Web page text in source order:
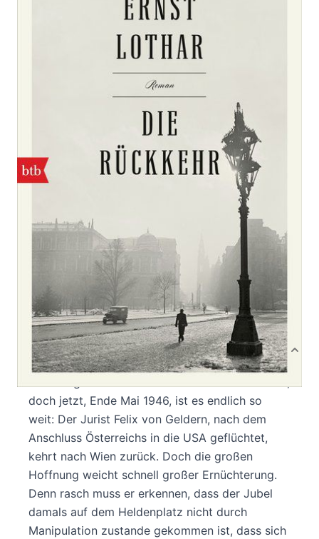
Verlag: btb Verlag (TB) 10.06.2019
432 Seiten
71794-1
Bibliografische Daten
Autor:innenbeschreibung
Produktbeschreibung
doch jetzt, Ende Mai 1946, ist es endlich so
weit: Der Jurist Felix von Geldern, nach dem
Anschluss Österreichs in die USA geflüchtet,
kehrt nach Wien zurück. Doch die großen
Hoffnung weicht schnell großer Ernüchterung.
Denn rasch muss er erkennen, dass der Jubel
damals auf dem Heldenplatz nicht durch
Manipulation zustande gekommen ist, dass sich